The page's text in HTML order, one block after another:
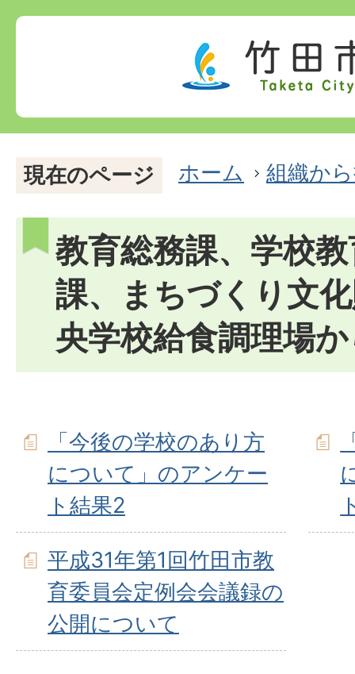
現在のページ ホーム 組織か
教育総務課、学校
課、まちづくり文
央学校給食調理場
「今後の学校のあり方
について」のアンケー
ト結果2
平成31年第1回竹田市教
育委員会定例会会議録の
公開について